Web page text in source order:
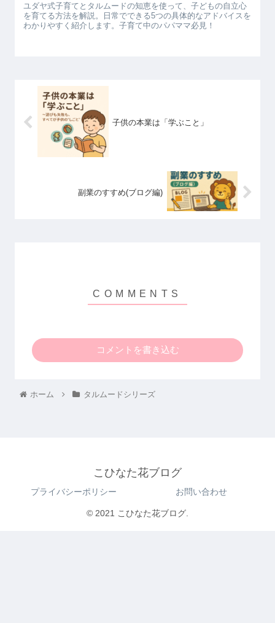
ユダヤ式子育てとタルムードの知恵を使って、子どもの自立心
を育てる方法を解説。日常でできる5つの具体的なアドバイスを
わかりやすく紹介します。子育て中のパパママ必見！
子供の本業は「学ぶこと」
副業のすすめ(ブログ編)
コメントを書き込む
ホーム タルムードシリーズ
こひなた花ブログ
プライバシーポリシー お問い合わせ
© 2021 こひなた花ブログ.